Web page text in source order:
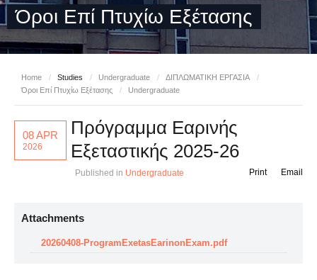
Όροι Επί Πτυχίω Εξέτασης
Home / Studies / Undergraduate / ΔΙΠΛΩΜΑΤΙΚΗ ΕΡΓΑΣΙΑ
/
Όροι Επί Πτυχίω Εξέτασης
/ Undergraduate
08 APR
2026
Πρόγραμμα Εαρινής
Εξεταστικής 2025-26
Published in Undergraduate Email
Print
Attachments
20260408-ProgramExetasEarinonExam.pdf